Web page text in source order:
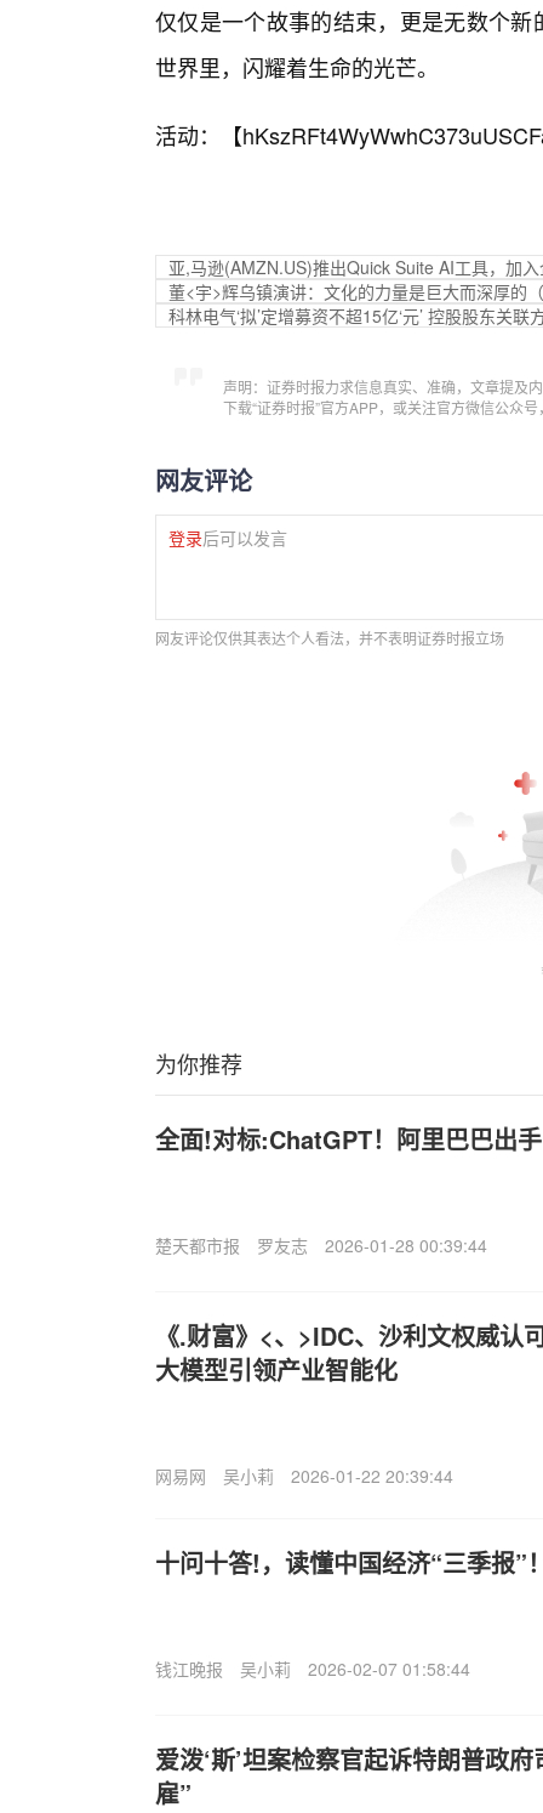
仅仅是一个故事的结束，更是无数个
世界里，闪耀着生命的光芒。
活动：【
亚,马逊(AMZN.US)推出Quick Suite AI工具，加
董<宇>辉乌镇演讲：文化的力量是巨大而深厚的
科林电气‘拟’定增募资不超15亿‘元’ 控股股东关联
声明：证券时报力求信息真实、准确，文章提及
下载“证券时报”官方APP，或关注官方微信公众
网友评论
登录后可以发言
网友评论仅供其表达个人看法，并不表明证券时报立场
为你推荐
全面!对标:ChatGPT！阿里巴巴出
楚天都市报 罗友志 2026-01-28 00:39:44
《.财富》<、>IDC、沙利文权威认
大模型引领产业智能化
网易网 吴小莉 2026-01-22 20:39:44
十问十答!，读懂中国经济“三季报”
钱江晚报 吴小莉 2026-02-07 01:58:44
爱泼‘斯’坦案检察官起诉特朗普政
雇”